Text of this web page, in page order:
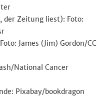
der Zeitung liest): Foto:
James (Jim) Gordon/CC
National Cancer
Pixabay/bookdragon